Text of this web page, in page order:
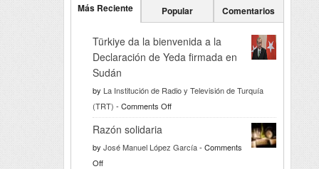
Más Reciente Popular Comentarios
Türkiye da la bienvenida a la
Declaración de Yeda firmada en
Sudán
by La Institución de Radio y Televisión de Turquía
(TRT) - Comments Offon
Türkiye
la
Razón solidaria
by José Manuel López García- Comments
Offon